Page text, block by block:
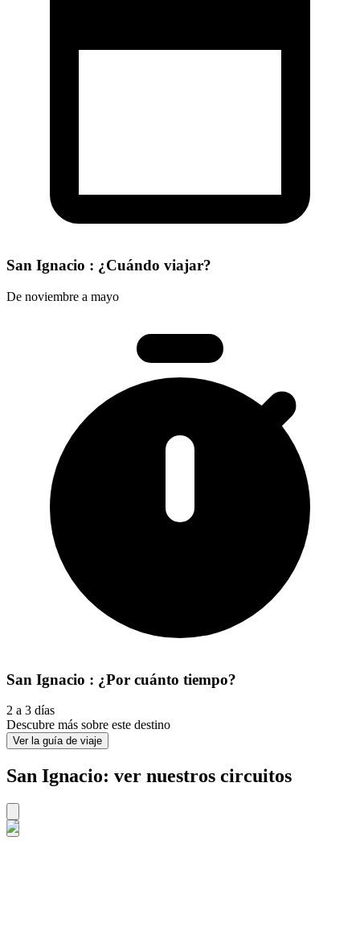
San Ignacio : ¿Cuándo viajar?
De noviembre a mayo
San Ignacio : ¿Por cuánto tiempo?
2 a 3 días
Descubre más sobre este destino
Ver la guía de viaje
San Ignacio: ver nuestros circuitos